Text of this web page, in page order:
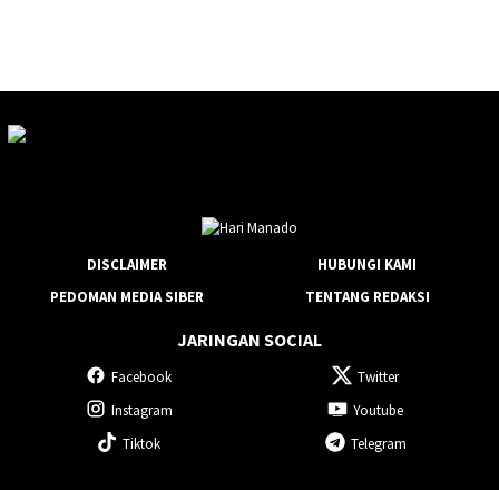
DISCLAIMER
HUBUNGI KAMI
PEDOMAN MEDIA SIBER
TENTANG REDAKSI
JARINGAN SOCIAL
Facebook
Twitter
Instagram
Youtube
Tiktok
Telegram